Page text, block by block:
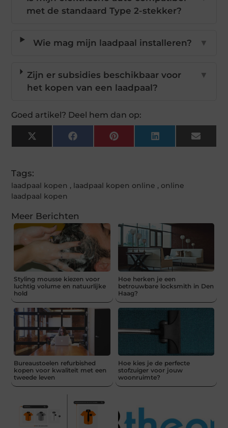
met de standaard Type 2-stekker?
Wie mag mijn laadpaal installeren? ▼
Zijn er subsidies beschikbaar voor
het kopen van een laadpaal?
▼
Goed artikel? Deel hem dan op:
X
(Twitter)
FacebookPinterestLinkedInEmail
Tags:
laadpaal kopen , laadpaal kopen online , online
laadpaal kopen
Meer Berichten
Styling mousse kiezen voor
luchtig volume en natuurlijke
hold
Hoe herken je een
betrouwbare locksmith in Den
Haag?
Bureaustoelen refurbished
kopen voor kwaliteit met een
tweede leven
Hoe kies je de perfecte
stofzuiger voor jouw
woonruimte?